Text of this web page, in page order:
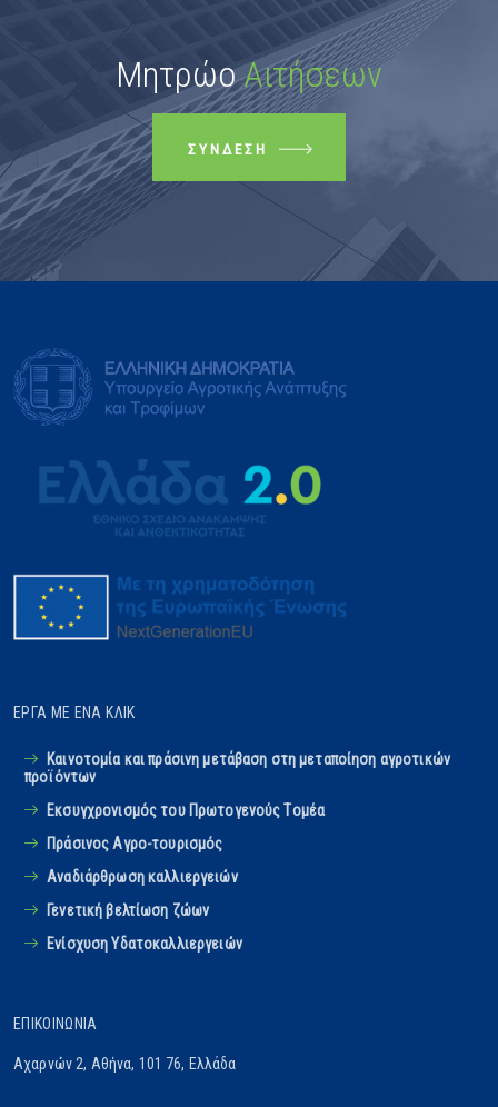
ΜητρώοΑιτήσεων
ΣΎΝΔΕΣΗ
ΈΡΓΑ ΜΕ ΈΝΑ ΚΛΙΚ
Καινοτομία και πράσινη μετάβαση στη μεταποίηση αγροτικών
προϊόντων
Εκσυγχρονισμός του Πρωτογενούς Tομέα
Πράσινος Αγρο-τουρισμός
Αναδιάρθρωση καλλιεργειών
Γενετική βελτίωση ζώων
Ενίσχυση Υδατοκαλλιεργειών
ΕΠΙΚΟΙΝΩΝΊΑ
Αχαρνών 2, Αθήνα, 101 76, Ελλάδα